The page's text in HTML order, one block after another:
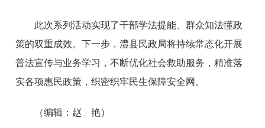
此次系列活动实现了干部学法提能、群众知法懂政
策的双重成效。下一步，澧县民政局将持续常态化开展
普法宣传与业务学习，不断优化社会救助服务，精准落
实各项惠民政策，织密织牢民生保障安全网。
（编辑：赵 艳）